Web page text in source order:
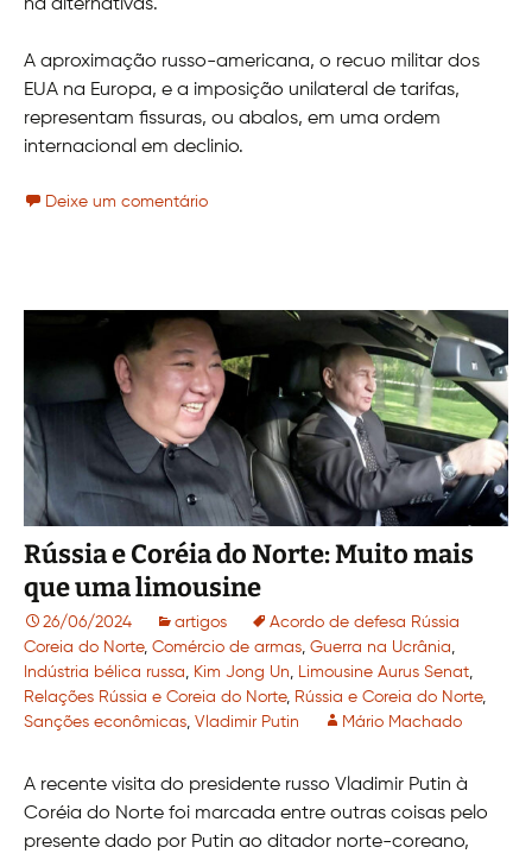
há alternativas.
A aproximação russo-americana, o recuo militar dos
EUA na Europa, e a imposição unilateral de tarifas,
representam fissuras, ou abalos, em uma ordem
internacional em declinio.
Deixe um comentário
Rússia e Coréia do Norte: Muito mais
que uma limousine
26/06/2024 artigos
Acordo de defesa Rússia
Coreia do Norte, Comércio de armas, Guerra na Ucrânia,
Indústria bélica russa, Kim Jong Un, Limousine Aurus Senat,
Relações Rússia e Coreia do Norte, Rússia e Coreia do Norte,
Sanções econômicas, Vladimir Putin Mário Machado
A recente visita do presidente russo Vladimir Putin à
Coréia do Norte foi marcada entre outras coisas pelo
presente dado por Putin ao ditador norte-coreano,